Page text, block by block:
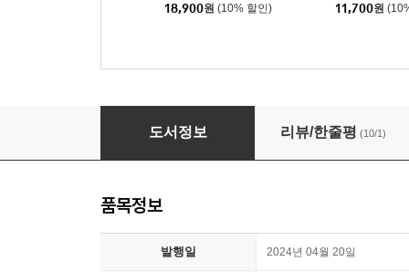
18,900원 (10% 할인) 11,700원
행복을 위한 메르헨
도서정보 리뷰/한줄평 (10/1)
품목정보
발행일 2024년 04월 20일